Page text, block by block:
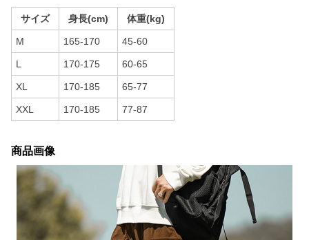
サイズ 身長(cm) 体重(kg)
M 165-170 45-60
L 170-175 60-65
XL 170-185 65-77
XXL 170-185 77-87
商品画像